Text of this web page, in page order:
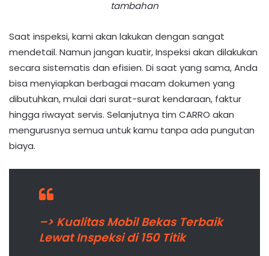
tambahan
Saat inspeksi, kami akan lakukan dengan sangat
mendetail. Namun jangan kuatir, Inspeksi akan dilakukan
secara sistematis dan efisien. Di saat yang sama, Anda
bisa menyiapkan berbagai macam dokumen yang
dibutuhkan, mulai dari surat-surat kendaraan, faktur
hingga riwayat servis. Selanjutnya tim CARRO akan
mengurusnya semua untuk kamu tanpa ada pungutan
biaya.
–> Kualitas Mobil Bekas Terbaik
Lewat Inspeksi di 150 Titik